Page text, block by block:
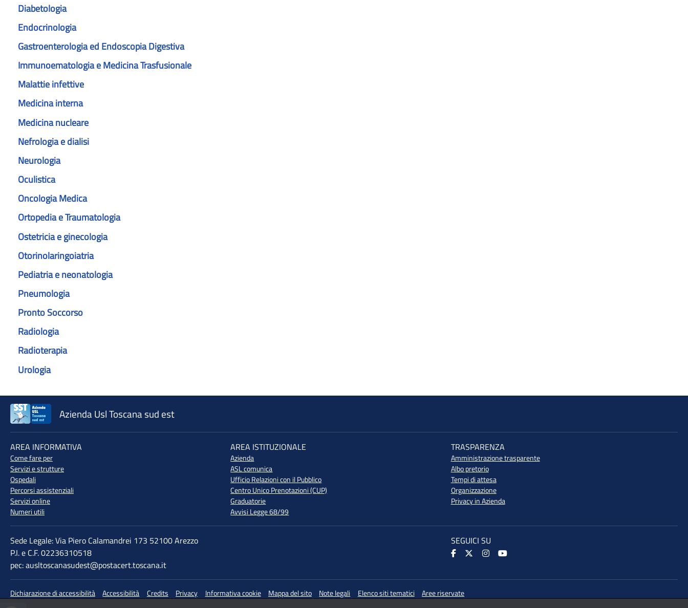
Diabetologia
Endocrinologia
Gastroenterologia ed Endoscopia Digestiva
Immunoematologia e Medicina Trasfusionale
Malattie infettive
Medicina interna
Medicina nucleare
Nefrologia e dialisi
Neurologia
Oculistica
Oncologia Medica
Ortopedia e Traumatologia
Ostetricia e ginecologia
Otorinolaringoiatria
Pediatria e neonatologia
Pneumologia
Pronto Soccorso
Radiologia
Radioterapia
Urologia
Azienda Usl Toscana sud est
AREA INFORMATIVA
Come fare per
Servizi e strutture
Ospedali
Percorsi assistenziali
Servizi online
Numeri utili
AREA ISTITUZIONALE
Azienda
ASL comunica
Ufficio Relazioni con il Pubblico
Centro Unico Prenotazioni (CUP)
Graduatorie
Avvisi Legge 68/99
TRASPARENZA
Amministrazione trasparente
Albo pretorio
Tempi di attesa
Organizzazione
Privacy in Azienda
Sede Legale: Via Piero Calamandrei 173 52100 Arezzo
P.I. e C.F. 02236310518
pec: ausltoscanasudest@postacert.toscana.it
SEGUICI SU
Dichiarazione di accessibilità Accessibilità Credits Privacy Informativa cookie Mappa del sito Note legali Elenco siti tematici Aree riservate